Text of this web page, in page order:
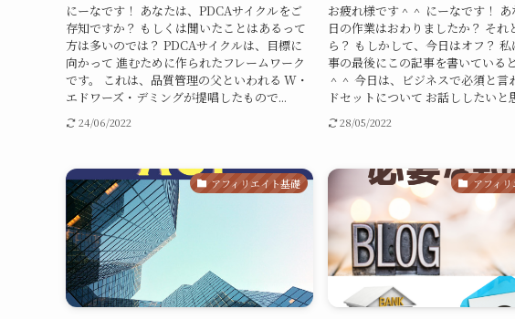
にーなです！ あなたは、PDCAサイクルをご
存知ですか？ もしくは聞いたことはあるって
方は多いのでは？ PDCAサイクルは、目標に
向かって 進むために作られたフレームワーク
です。 これは、品質管理の父といわれる W・
エドワーズ・デミングが提唱したもので...
24/06/2022
お疲れ様です＾＾ にーなです！
日の作業はおわりましたか？ それ
ら？ もしかして、今日はオフ？
事の最後にこの記事を書いている
＾＾ 今日は、ビジネスで必須と言
ドセットについて お話ししたいと
28/05/2022
アフィリエイト基礎 アフィ